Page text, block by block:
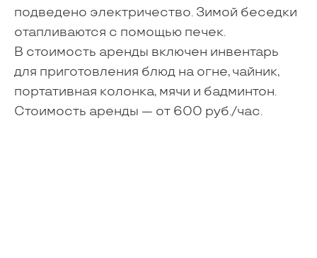
подведено электричество. Зимой беседки
отапливаются с помощью печек.
В стоимость аренды включен инвентарь
для приготовления блюд на огне, чайник,
портативная колонка, мячи и бадминтон.
Стоимость аренды — от 600 руб./час.